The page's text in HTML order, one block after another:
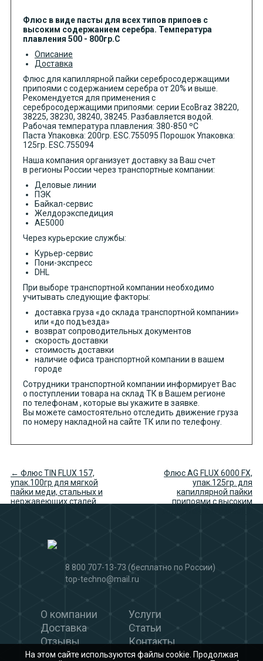
Флюс в виде пасты для всех типов припоев с
высоким содержанием серебра. Температура
плавления 500 - 800гр.С
Описание
Доставка
Флюс для капиллярной пайки серебросодержащими
припоями с содержанием серебра от 20% и выше.
Рекомендуется для применения с
серебросодержащими припоями: серии EcoBraz 38220,
38225, 38230, 38240, 38245. Разбавляется водой.
Рабочая температура плавления: 380-850 ºС
Паста Упаковка: 200гр. ESC.755095 Порошок Упаковка:
125гр. ESC.755094
Наша компания организует доставку за Ваш счет
в регионы России через транспортные компании:
Деловые линии
ПЭК
Байкал-сервис
Желдорэкспедиция
АЕ5000
Через курьерские службы:
Курьер-сервис
Пони-экспресс
DHL
При выборе транспортной компании необходимо
учитывать следующие факторы:
доставка груза «до склада транспортной компании»
или «до подъезда»
возврат сопроводительных документов
скорость доставки
стоимость доставки
наличие офиса транспортной компании в вашем
городе
Сотрудники транспортной компании информирует Вас
о поступлении товара на склад ТК в Вашем регионе
по телефонам , которые вы укажите в заявке.
Вы можете самостоятельно отследить движение груза
по номеру накладной на сайте ТК или по телефону.
← Флюс TIN FLUX 157,
упак.100гр для мягкой
пайки меди, стальных и
нержавеющих сталей
Флюс AG FLUX 6000 FX,
упак.125гр. для
капиллярной пайки
припоями с высоким
8 800 707-13-73 (бесплатно по России)
top-techno@mail.ru
О компании
Услуги
Доставка
Статьи
Отзывы
Контакты
На этом сайте используются файлы cookie. Продолжая